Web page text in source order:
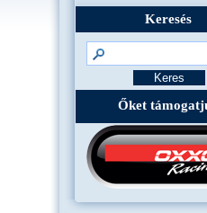
Keresés
Őket